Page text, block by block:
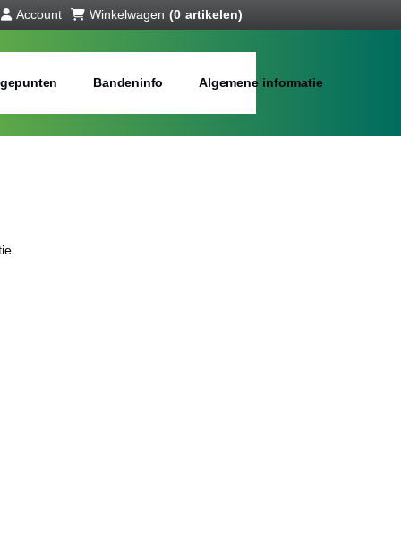
Account Winkelwagen (0 artikelen)
Bandeninfo Algemene informatie